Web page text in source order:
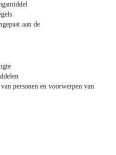
aan de
personen en voorwerpen van